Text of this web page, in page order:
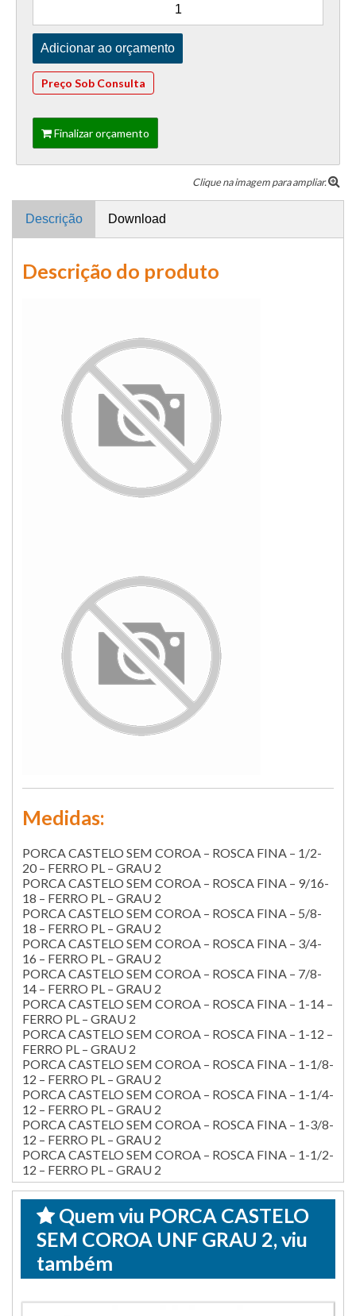
Preço Sob Consulta
Finalizar orçamento
Clique na imagem para ampliar.
Descrição Download
Descrição do produto
Medidas:
PORCA CASTELO SEM COROA – ROSCA FINA – 1/2-
20 – FERRO PL – GRAU 2
PORCA CASTELO SEM COROA – ROSCA FINA – 9/16-
18 – FERRO PL – GRAU 2
PORCA CASTELO SEM COROA – ROSCA FINA – 5/8-
18 – FERRO PL – GRAU 2
PORCA CASTELO SEM COROA – ROSCA FINA – 3/4-
16 – FERRO PL – GRAU 2
PORCA CASTELO SEM COROA – ROSCA FINA – 7/8-
14 – FERRO PL – GRAU 2
PORCA CASTELO SEM COROA – ROSCA FINA – 1-14 –
FERRO PL – GRAU 2
PORCA CASTELO SEM COROA – ROSCA FINA – 1-12 –
FERRO PL – GRAU 2
PORCA CASTELO SEM COROA – ROSCA FINA – 1-1/8-
12 – FERRO PL – GRAU 2
PORCA CASTELO SEM COROA – ROSCA FINA – 1-1/4-
12 – FERRO PL – GRAU 2
PORCA CASTELO SEM COROA – ROSCA FINA – 1-3/8-
12 – FERRO PL – GRAU 2
PORCA CASTELO SEM COROA – ROSCA FINA – 1-1/2-
12 – FERRO PL – GRAU 2
Quem viu PORCA CASTELO
SEM COROA UNF GRAU 2, viu
também